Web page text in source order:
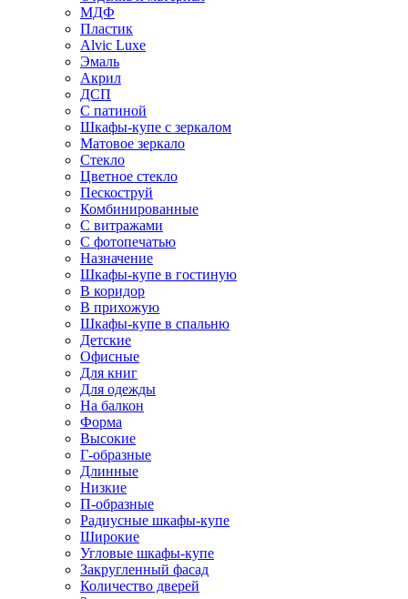
МДФ
Пластик
Alvic Luxe
Эмаль
Акрил
ДСП
С патиной
Шкафы-купе с зеркалом
Матовое зеркало
Стекло
Цветное стекло
Пескоструй
Комбинированные
С витражами
С фотопечатью
Назначение
Шкафы-купе в гостиную
В коридор
В прихожую
Шкафы-купе в спальню
Детские
Офисные
Для книг
Для одежды
На балкон
Форма
Высокие
Г-образные
Длинные
Низкие
П-образные
Радиусные шкафы-купе
Широкие
Угловые шкафы-купе
Закругленный фасад
Количество дверей